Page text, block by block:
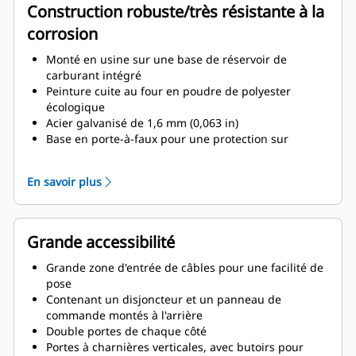
Construction robuste/très résistante à la
corrosion
Monté en usine sur une base de réservoir de
carburant intégré
Peinture cuite au four en poudre de polyester
écologique
Acier galvanisé de 1,6 mm (0,063 in)
Base en porte-à-faux pour une protection sur
de haute qualité
Châssis de levage intégral
Loquets de porte à compression pour une
étanchéité totale de la porte
Attaches plaquées en zinc ou acier inoxydable laqué
noir
Système de silencieux d'échappement pour usage
intensif monté à l'intérieur
En savoir plus
Grande accessibilité
Grande zone d'entrée de câbles pour une facilité de
pose
Contenant un disjoncteur et un panneau de
commande montés à l'arrière
Double portes de chaque côté
Portes à charnières verticales, avec butoirs pour